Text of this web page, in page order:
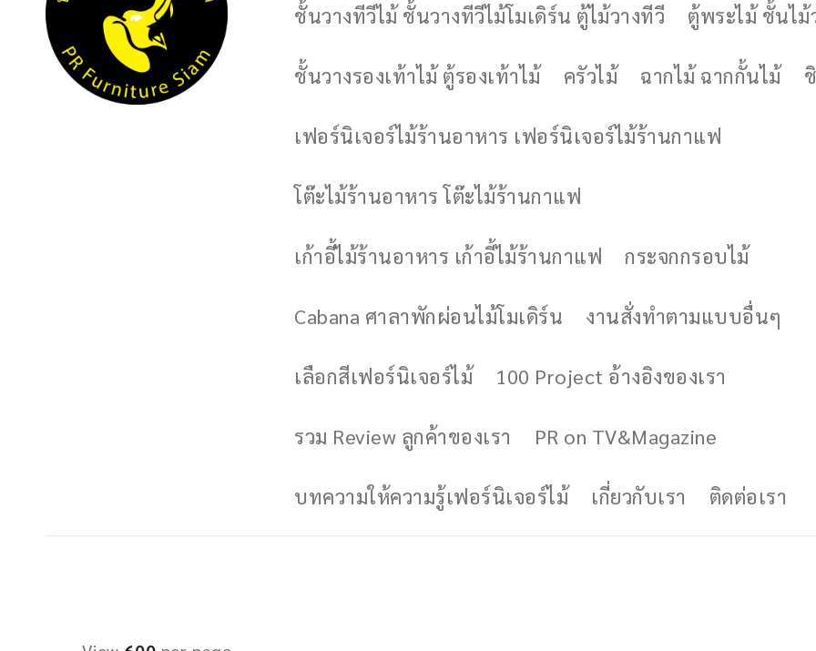
ชั้นวางทีวีไม้ ชั้นวางทีวีไม้โมเดิร์น ตู้ไม้วางทีวี ตู้พระไม้ ชั้นไม้
ชั้นวางรองเท้าไม้ ตู้รองเท้าไม้ ครัวไม้ ฉากไม้ ฉากกั้นไม้
เฟอร์นิเจอร์ไม้ร้านอาหาร เฟอร์นิเจอร์ไม้ร้านกาแฟ
โต๊ะไม้ร้านอาหาร โต๊ะไม้ร้านกาแฟ
เก้าอี้ไม้ร้านอาหาร เก้าอี้ไม้ร้านกาแฟ กระจกกรอบไม้
Cabana ศาลาพักผ่อนไม้โมเดิร์น งานสั่งทำตามแบบอื่นๆ
เลือกสีเฟอร์นิเจอร์ไม้ 100 Project อ้างอิงของเรา
รวม Review ลูกค้าของเรา PR on TV&Magazine
บทความให้ความรู้เฟอร์นิเจอร์ไม้ เกี่ยวกับเรา ติดต่อเรา